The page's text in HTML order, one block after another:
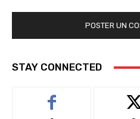
STAY CONNECTED